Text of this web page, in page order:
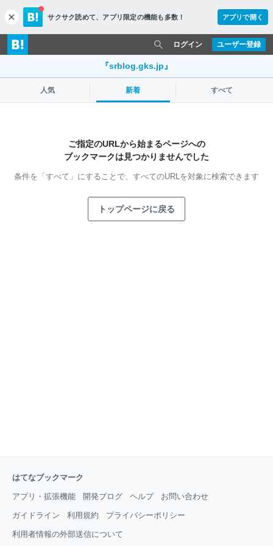
c
l
o
s
サクサク読めて、 アプリ限定の機能も多数！ アプリで開く
ユーザー登録
ログイン
『srblog.gks.jp』
人気 新着 すべて
ご指定のURLから始まるページへの
ブックマークは見つかりませんでした
条件を「すべて」にすることで、 すべてのURLを対象に検索できます
トップページに戻る
はてなブックマーク
アプリ・拡張機能 開発ブログ ヘルプ お問い合わせ
ガイドライン 利用規約 プライバシーポリシー
利用者情報の外部送信について